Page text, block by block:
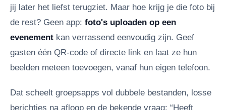
jij later het liefst terugziet. Maar hoe krijg je die foto bij
de rest? Geen app: foto's uploaden op een
evenement kan verrassend eenvoudig zijn. Geef
gasten één QR-code of directe link en laat ze hun
beelden meteen toevoegen, vanaf hun eigen telefoon.
Dat scheelt groepsapps vol dubbele bestanden, losse
berichtjes na afloop en de bekende vraag: “Heeft